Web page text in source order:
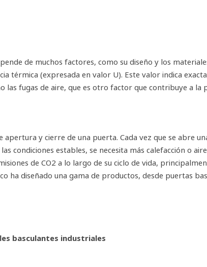
de muchos factores, como su diseño y los
térmica (expresada en valor U). Este valor indica
fugas de aire, que es otro factor que contribuye a la
y cierre de una puerta. Cada vez que se abre
estables, se necesita más calefacción o
de CO2 a lo largo de su ciclo de vida,
ha diseñado una gama de productos, desde puertas
basculantes industriales